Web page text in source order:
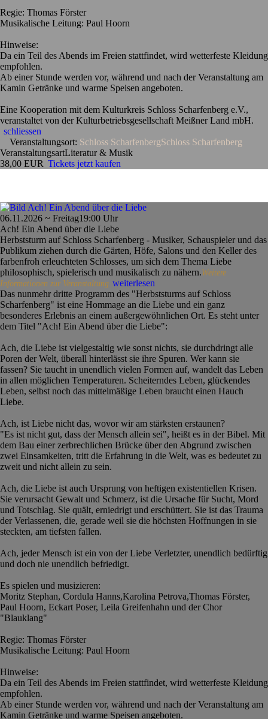
Regie: Thomas Förster
Musikalische Leitung: Paul Hoorn
Hinweise:
Da ein Teil des Abends im Freien stattfindet, wird wetterfeste Kleidung
empfohlen.
Ab einer Stunde werden vor, während und nach der Veranstaltung am
Kamin Getränke und warme Speisen angeboten.
Eine Kooperation mit dem Kulturkreis Schloss Scharfenberg e.V.,
veranstaltet von der Kulturbetriebsgesellschaft Meißner Land mbH.
schliessen
Veranstaltungsort: Schloss ScharfenbergSchloss Scharfenberg
VeranstaltungsartLiteratur & Musik
38,00 EUR Tickets jetzt kaufen
06.11.2026 ~ Freitag19:00 Uhr
Ach! Ein Abend über die Liebe
Herbststurm auf Schloss Scharfenberg - Musiker, Schauspieler und das
Publikum ziehen durch die Gärten, Höfe, Salons und den Keller des
farbenfroh erleuchteten Schlosses, um sich dem Thema Liebe
philosophisch, spielerisch und musikalisch zu nähern.Weitere
Informationen zur Veranstaltung weiterlesen
Das nunmehr dritte Programm des "Herbststurms auf Schloss
Scharfenberg" ist eine Hommage an die Liebe und ein ganz
besonderes Erlebnis an einem außergewöhnlichen Ort. Es steht unter
dem Titel "Ach! Ein Abend über die Liebe":
Ach, die Liebe ist vielgestaltig wie sonst nichts, sie durchdringt alle
Poren der Welt, überall hinterlässt sie ihre Spuren. Wer kann sie
fassen? Sie taucht in unendlich vielen Formen auf, wandelt das Leben
in allen möglichen Temperaturen. Scheiterndes Leben, glückendes
Leben, selbst noch das mittelmäßige Leben braucht einen Hauch
Liebe.
Ach, ist Liebe nicht das, wovor wir am stärksten erstaunen?
"Es ist nicht gut, dass der Mensch allein sei", heißt es in der Bibel. Mit
dem Bau einer zerbrechlichen Brücke über den Abgrund zwischen
zwei Einsamkeiten, tritt die Erfahrung in die Welt, was es bedeutet zu
zweit und nicht allein zu sein.
Ach, die Liebe ist auch Ursprung von heftigen existentiellen Krisen.
Sie verursacht Gewalt und Schmerz, ist die Ursache für Sucht, Mord
und Totschlag. Sie quält, erniedrigt und erschüttert. Sie ist das Trauma
der Verlassenen, die, gerade weil sie die höchsten Hoffnungen in sie
steckten, am tiefsten fallen.
Ach, jeder Mensch ist ein von der Liebe Verletzter, unendlich bedürftig
und doch nie unendlich befriedigt.
Es spielen und musizieren:
Moritz Stephan, Cordula Hanns,Karolina Petrova,Thomas Förster,
Paul Hoorn, Eckart Poser, Leila Greifenhahn und der Chor
"Blauklang"
Regie: Thomas Förster
Musikalische Leitung: Paul Hoorn
Hinweise:
Da ein Teil des Abends im Freien stattfindet, wird wetterfeste Kleidung
empfohlen.
Ab einer Stunde werden vor, während und nach der Veranstaltung am
Kamin Getränke und warme Speisen angeboten.